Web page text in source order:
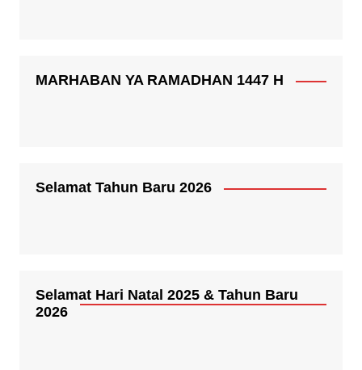
MARHABAN YA RAMADHAN 1447 H
Selamat Tahun Baru 2026
Selamat Hari Natal 2025 & Tahun Baru
2026